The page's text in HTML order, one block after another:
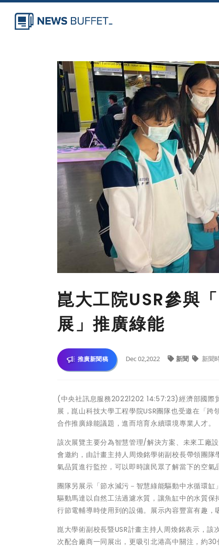
崑大工院USR參與
展」推廣綠能
推廣新聞稿 Dec 02,2022 新聞 新聞
(中央社訊息服務20221202 14:57:23)經濟部國際
展，崑山科技大學工程學院USR團隊也受邀在「
合作推廣綠能議題，進而培育永續環境專業人才。
該次展覽主要分為智慧管理/解決方案、未來工廠
會邀約，由計畫主持人周煥銘學術副校長帶領團
氣品質進行監控，可以即時讓民眾了解當下的空氣
團隊另展示「節水減污－智慧綠能驅動中水循環
驅動馬達以自然工法過濾水質，讓魚缸中的水質
行節電輔導時使用到的設備。展示內容豐富有趣，
崑大學術副校長暨USR計畫主持人周煥銘表示，
次配合廠商一同展出，更吸引北港高中關注，約